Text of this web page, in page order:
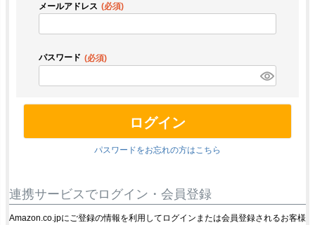
メールアドレス (必須)
パスワード (必須)
ログイン
パスワードをお忘れの方はこちら
連携サービスでログイン・会員登録
Amazon.co.jpにご登録の情報を利用してログインまたは会員登録されるお客様